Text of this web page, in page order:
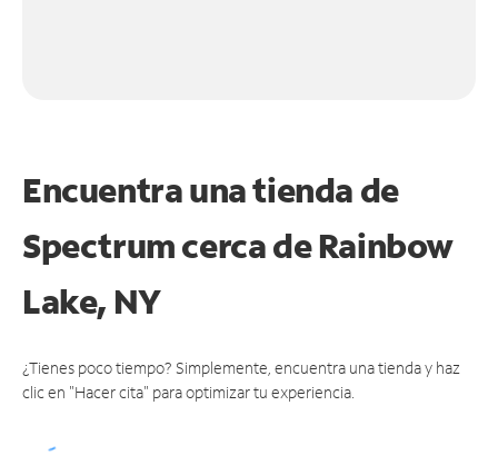
Encuentra una tienda de
Spectrumcerca de Rainbow
Lake, NY
¿Tienes poco tiempo? Simplemente, encuentra una tienda y haz
clic en "Hacer cita" para optimizar tu experiencia.